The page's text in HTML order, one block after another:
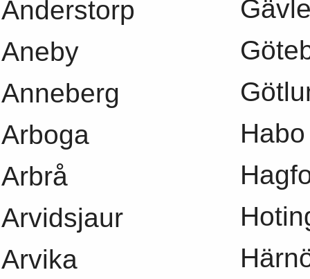
Anderstorp
Aneby
Anneberg
Arboga
Arbrå
Arvidsjaur
Arvika
Habo